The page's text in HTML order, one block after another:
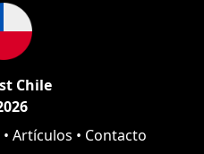
Chile
• Artículos • Contacto